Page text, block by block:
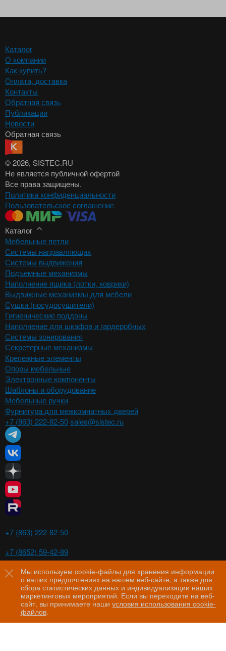
Мы используем cookie-файлы для хранения информации
о ваших предпочтениях на нашем веб-сайте, а также для
сбора статистических данных и индивидуализации наших
маркетинговых мероприятий. Если вы переходите на веб-
сайт, вы принимаете наши условия использования cookie-
файлов.
Каталог
О компании
Как купить?
Оплата, доставка
Контакты
Обратная связь
Публикации
Новости
Обратная связь
© 2026, SISTEC.RU
Не является публичной офертой
Все права защищены.
Политика конфиденциальности
Пользовательское соглашение
Каталог
Мебельные петли
Системы направляющих
Системы выдвижения
Подъемные механизмы
Наполнение ящика (лотки, коврики)
Выдвижные механизмы для мебели
Сушки (посудосушители)
Гигиенические поддоны
Наполнение для шкафов и гардеробных
Системы зонирования
Секретерные механизмы
Крепежные элементы
Опоры мебельные
Электронные компоненты
Шаблоны и оборудование
Мебельные ручки
Фурнитура для межкомнатных дверей
+7 (863) 222-82-50sales@sistec.ru
+7 (863) 222-82-50
+7 (8652) 59-42-89
Волгоград
+7 (8442) 29-00-21
Пятигорск
+7 (8793) 97-60-44